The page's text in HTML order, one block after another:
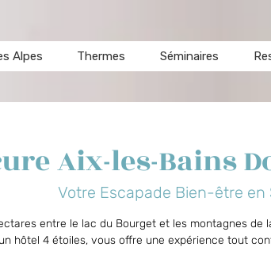
Alpes Thermes Séminaires
Aix-les-Bains
Votre Escapade Bien-être en
entre le lac du Bourget et les montagnes de
hôtel 4 étoiles, vous offre une expérience tout